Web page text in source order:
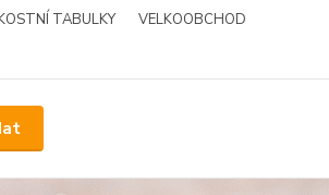
TABULKY
VELKOOBCHOD